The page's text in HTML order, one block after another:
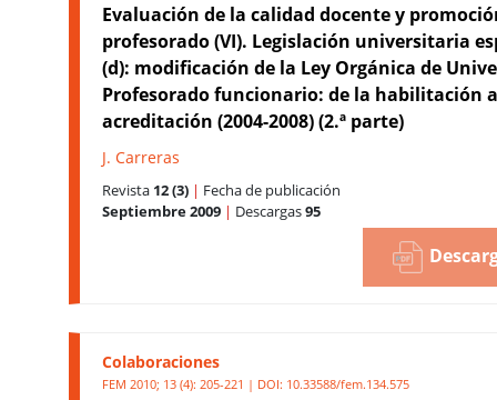
Evaluación de la calidad docente y
profesorado (VI). Legislación universitaria
(d): modificación de la Ley Orgánica de
Profesorado funcionario: de la habilitación
acreditación (2004-2008) (2.ª parte)
J. Carreras
Revista 12 (3) | Fecha de publicación
Septiembre 2009 | Descargas95
Colaboraciones
FEM 2010; 13 (4): 205-221 | DOI: 10.33588/fem.134.575